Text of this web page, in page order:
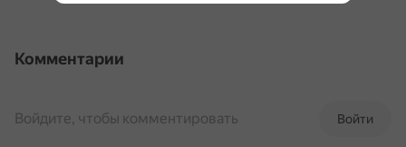
Комментарии
Войти
Войдите, чтобы комментировать